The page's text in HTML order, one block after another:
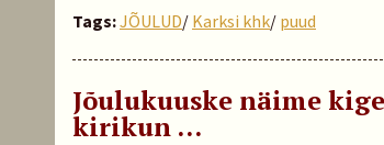
Tags:JÕULUD/ Karksi khk/ puud
Jõulukuuske näime
kirikun ...